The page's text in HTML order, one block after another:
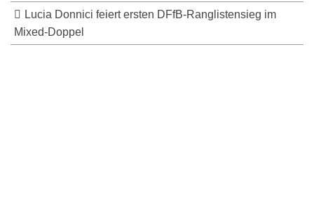
Lucia Donnici feiert ersten DFfB-Ranglistensieg im
Mixed-Doppel